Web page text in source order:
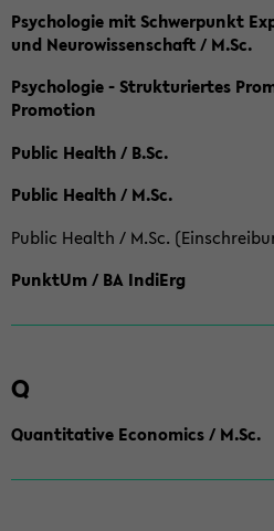
Psychologie mit Schwerpunkt
und Neurowissenschaft / M.Sc.
Psychologie - Strukturiertes
Promotion
Public Health / B.Sc.
Public Health / M.Sc.
Public Health / M.Sc.
PunktUm / BA IndiErg
Q
Quantitative Economics / M.Sc.